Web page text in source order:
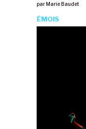
parMarie Baudet
ÉMOIS